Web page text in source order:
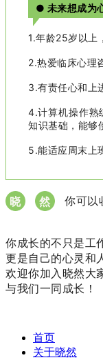
● 未来想成为
1.年龄25岁以上
2.热爱临床心理
3.有责任心和上
4.计算机操作熟
知识基础，能够
5.能适应周末上
晓 然 你可以
你成长的不只是工
更是自己的心灵和
欢迎你加入晓然大
与我们一同成长！
首页
关于晓然